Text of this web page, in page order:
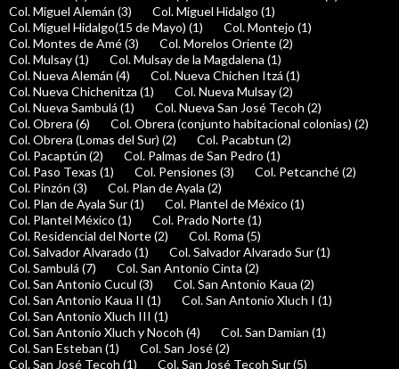
Col. Miguel Alemán (3)
Col. Miguel Hidalgo (1)
Col. Miguel Hidalgo(15 de Mayo) (1)
Col. Montejo (1)
Col. Montes de Amé (3)
Col. Morelos Oriente (2)
Col. Mulsay (1)
Col. Mulsay de la Magdalena (1)
Col. Nueva Alemán (4)
Col. Nueva Chichen Itzá (1)
Col. Nueva Chichenitza (1)
Col. Nueva Mulsay (2)
Col. Nueva Sambulá (1)
Col. Nueva San José Tecoh (2)
Col. Obrera (6)
Col. Obrera (conjunto habitacional colonias) (2)
Col. Obrera (Lomas del Sur) (2)
Col. Pacabtun (2)
Col. Pacaptún (2)
Col. Palmas de San Pedro (1)
Col. Paso Texas (1)
Col. Pensiones (3)
Col. Petcanché (2)
Col. Pinzón (3)
Col. Plan de Ayala (2)
Col. Plan de Ayala Sur (1)
Col. Plantel de México (1)
Col. Plantel México (1)
Col. Prado Norte (1)
Col. Residencial del Norte (2)
Col. Roma (5)
Col. Salvador Alvarado (1)
Col. Salvador Alvarado Sur (1)
Col. Sambulá (7)
Col. San Antonio Cinta (2)
Col. San Antonio Cucul (3)
Col. San Antonio Kaua (2)
Col. San Antonio Kaua II (1)
Col. San Antonio Xluch I (1)
Col. San Antonio Xluch III (1)
Col. San Antonio Xluch y Nocoh (4)
Col. San Damian (1)
Col. San Esteban (1)
Col. San José (2)
Col. San José Tecoh (1)
Col. San José Tecoh Sur (5)